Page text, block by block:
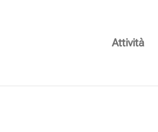
Attività